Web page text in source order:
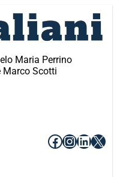
Maria Perrino
Marco Scotti
Facebook
X